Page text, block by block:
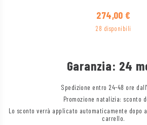
274,00€
28 disponibili
Garanzia: 24
Spedizione entro 24-48 ore
Promozione natalizia: sconto
Lo sconto verrà applicato automaticamente dopo
carrello.